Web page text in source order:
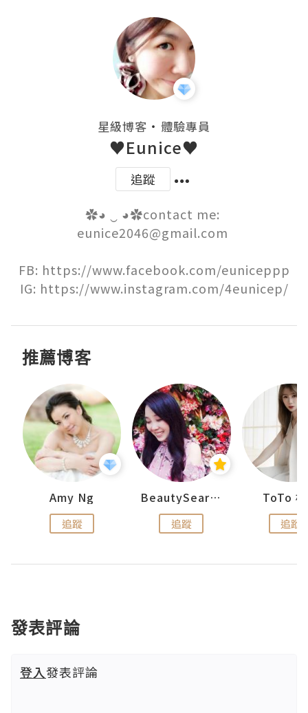
星級博客 ・ 體驗專員
♥Eunice♥
追蹤
✿◕ ‿ ◕✿contact me:
eunice2046@gmail.com
FB: https://www.facebook.com/euniceppp
IG: https://www.instagram.com/4eunicep/
推薦博客
Amy Ng
追蹤
BeautySearch
追蹤
ToTo
追蹤
發表評論
登入發表評論